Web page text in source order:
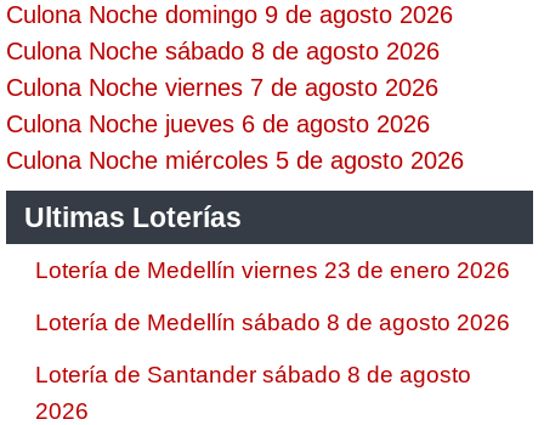
Culona Noche domingo 9 de agosto 2026
Culona Noche sábado 8 de agosto 2026
Culona Noche viernes 7 de agosto 2026
Culona Noche jueves 6 de agosto 2026
Culona Noche miércoles 5 de agosto 2026
Ultimas Loterías
Lotería de Medellín viernes 23 de enero 2026
Lotería de Medellín sábado 8 de agosto 2026
Lotería de Santander sábado 8 de agosto
2026